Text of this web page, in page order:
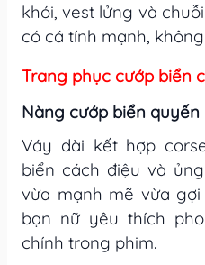
khói, vest lửng và
có cá tính mạnh,
Trang phục cướp biển
Nàng cướp biển quyến
Váy dài kết hợp
biển cách điệu và
vừa mạnh mẽ vừa
bạn nữ yêu thích
chính trong phim.